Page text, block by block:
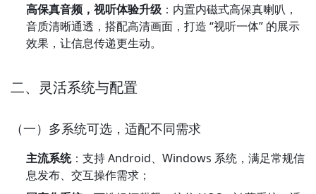
高保真音频，视听体验升级 ：内置内磁式高保真喇叭，
音质清晰通透，搭配高清画面，打造 “视听一体” 的展示
效果，让信息传递更生动。
二、灵活系统与配置
（一）多系统可选，适配不同需求
主流系统：支持 Android、Windows 系统，满足常规信
息发布、交互操作需求；